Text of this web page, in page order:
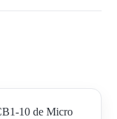
10 de Micro